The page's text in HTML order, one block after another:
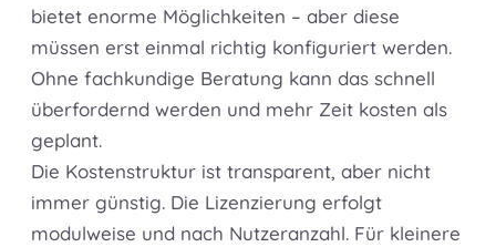
bietet enorme Möglichkeiten – aber diese
müssen erst einmal richtig konfiguriert werden.
Ohne fachkundige Beratung kann das schnell
überfordernd werden und mehr Zeit kosten als
geplant.
Die Kostenstruktur ist transparent, aber nicht
immer günstig. Die Lizenzierung erfolgt
modulweise und nach Nutzeranzahl. Für kleinere